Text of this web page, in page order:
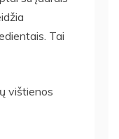
Tai
vištienos